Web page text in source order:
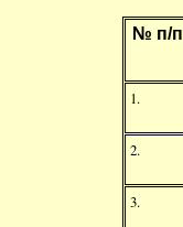
№ п/п
1.
2.
3.